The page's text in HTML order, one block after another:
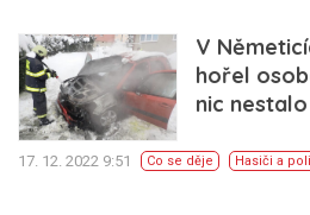
V
hořel
nic nestalo
17. 12. 2022 9:51 Co se děje Hasiči a